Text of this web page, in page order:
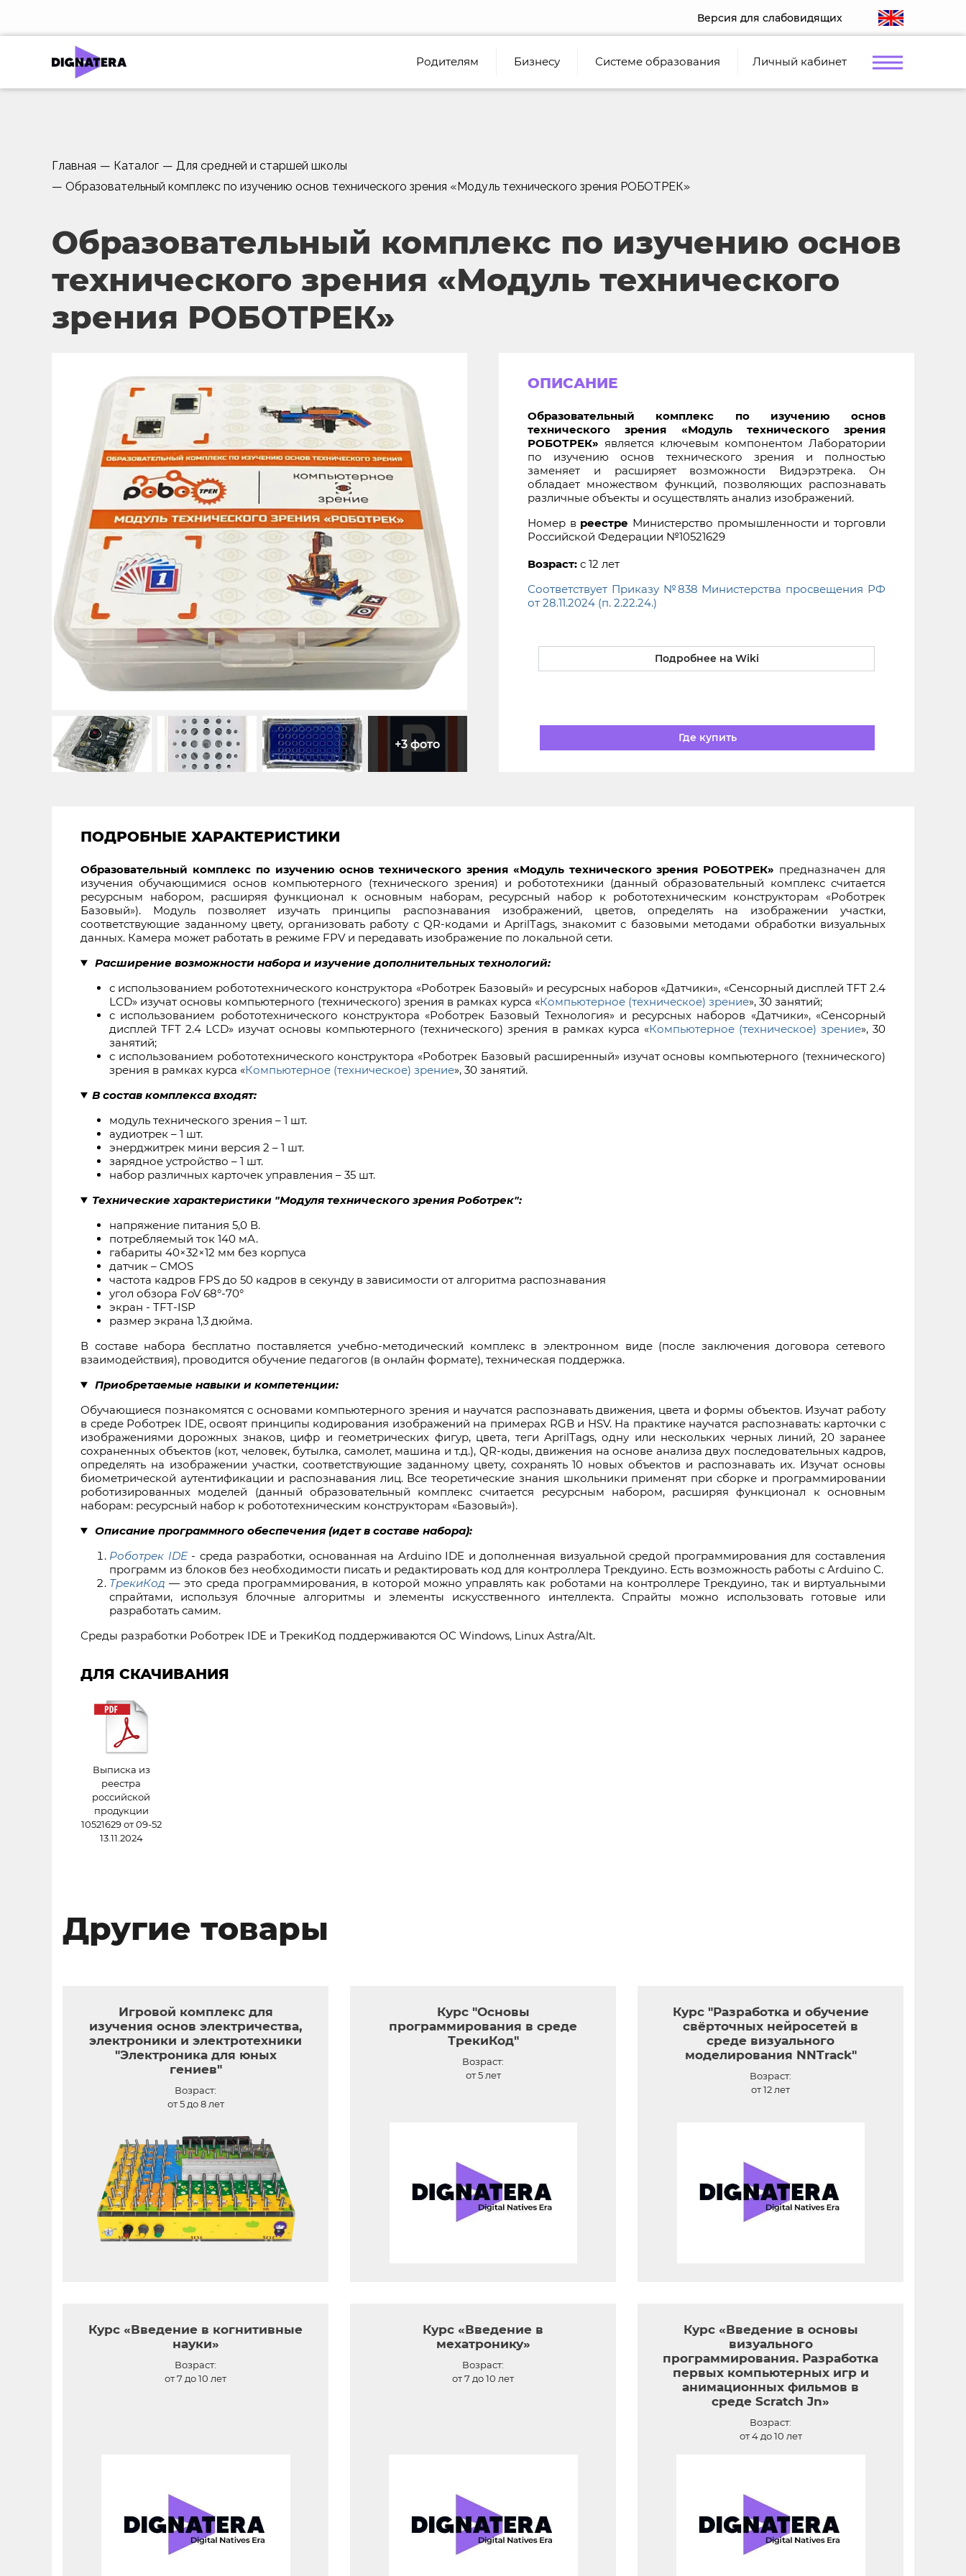
Версия для слабовидящих
Родителям Бизнесу Системе образования Личный кабинет
Главная — Каталог — Для средней и старшей школы
— Образовательный комплекс по изучению основ технического зрения «Модуль технического зрения РОБОТРЕК»
Образовательный комплекс по изучению основ
технического зрения «Модуль технического
зрения РОБОТРЕК»
+3 фото
ОПИСАНИЕ
Образовательный комплекс по изучению основ
технического зрения «Модуль технического зрения
РОБОТРЕК» является ключевым компонентом Лаборатории
по изучению основ технического зрения и полностью
заменяет и расширяет возможности Видэрэтрека. Он
обладает множеством функций, позволяющих распознавать
различные объекты и осуществлять анализ изображений.
Номер в реестре Министерство промышленности и торговли
Российской Федерации №10521629
Возраст: с 12 лет
Соответствует Приказу №838 Министерства просвещения РФ
от 28.11.2024 (п. 2.22.24.)
Подробнее на Wiki
Где купить
ПОДРОБНЫЕ ХАРАКТЕРИСТИКИ
Образовательный комплекс по изучению основ технического зрения «Модуль технического зрения РОБОТРЕК» предназначен для
изучения обучающимися основ компьютерного (технического зрения) и робототехники (данный образовательный комплекс считается
ресурсным набором, расширяя функционал к основным наборам, ресурсный набор к робототехническим конструкторам «Роботрек
Базовый»). Модуль позволяет изучать принципы распознавания изображений, цветов, определять на изображении участки,
соответствующие заданному цвету, организовать работу с QR-кодами и AprilTags, знакомит с базовыми методами обработки визуальных
данных. Камера может работать в режиме FPV и передавать изображение по локальной сети.
Расширение возможности набора и изучение дополнительных технологий:
с использованием робототехнического конструктора «Роботрек Базовый» и ресурсных наборов «Датчики», «Сенсорный дисплей TFT 2.4
LCD» изучат основы компьютерного (технического) зрения в рамках курса «Компьютерное (техническое) зрение», 30 занятий;
с использованием робототехнического конструктора «Роботрек Базовый Технология» и ресурсных наборов «Датчики», «Сенсорный
дисплей TFT 2.4 LCD» изучат основы компьютерного (технического) зрения в рамках курса «Компьютерное (техническое) зрение», 30
занятий;
с использованием робототехнического конструктора «Роботрек Базовый расширенный» изучат основы компьютерного (технического)
зрения в рамках курса «Компьютерное (техническое) зрение», 30 занятий.
В состав комплекса входят:
модуль технического зрения – 1 шт.
аудиотрек – 1 шт.
энерджитрек мини версия 2 – 1 шт.
зарядное устройство – 1 шт.
набор различных карточек управления – 35 шт.
Технические характеристики "Модуля технического зрения Роботрек":
напряжение питания 5,0 В.
потребляемый ток 140 мА.
габариты 40×32×12 мм без корпуса
датчик – CMOS
частота кадров FPS до 50 кадров в секунду в зависимости от алгоритма распознавания
угол обзора FoV 68°-70°
экран - TFT-ISP
размер экрана 1,3 дюйма.
В составе набора бесплатно поставляется учебно-методический комплекс в электронном виде (после заключения договора сетевого
взаимодействия), проводится обучение педагогов (в онлайн формате), техническая поддержка.
Приобретаемые навыки и компетенции:
Обучающиеся познакомятся с основами компьютерного зрения и научатся распознавать движения, цвета и формы объектов. Изучат работу
в среде Роботрек IDE, освоят принципы кодирования изображений на примерах RGB и HSV. На практике научатся распознавать: карточки с
изображениями дорожных знаков, цифр и геометрических фигур, цвета, теги AprilTags, одну или нескольких черных линий, 20 заранее
сохраненных объектов (кот, человек, бутылка, самолет, машина и т.д.), QR-коды, движения на основе анализа двух последовательных кадров,
определять на изображении участки, соответствующие заданному цвету, сохранять 10 новых объектов и распознавать их. Изучат основы
биометрической аутентификации и распознавания лиц. Все теоретические знания школьники применят при сборке и программировании
роботизированных моделей (данный образовательный комплекс считается ресурсным набором, расширяя функционал к основным
наборам: ресурсный набор к робототехническим конструкторам «Базовый»).
Описание программного обеспечения (идет в составе набора):
Роботрек IDE- среда разработки, основанная на Arduino IDE и дополненная визуальной средой программирования для составления
программ из блоков без необходимости писать и редактировать код для контроллера Трекдуино. Есть возможность работы с Arduino С.
ТрекиКод — это среда программирования, в которой можно управлять как роботами на контроллере Трекдуино, так и виртуальными
спрайтами, используя блочные алгоритмы и элементы искусственного интеллекта. Спрайты можно использовать готовые или
разработать самим.
Среды разработки Роботрек IDE и ТрекиКод поддерживаются ОС Windows, Linux Astra/Alt.
ДЛЯ СКАЧИВАНИЯ
Выписка из
реестра
российской
продукции
10521629 от 09-52
13.11.2024
Другие товары
Игровой комплекс для
изучения основ электричества,
электроники и электротехники
"Электроника для юных
гениев"
Возраст:
от 5 до 8 лет
Курс "Основы
программирования в среде
ТрекиКод"
Возраст:
от 5 лет
Курс "Разработка и обучение
свёрточных нейросетей в
среде визуального
моделирования NNTrack"
Возраст:
от 12 лет
Курс «Введение в когнитивные
науки»
Возраст:
от 7 до 10 лет
Курс «Введение в
мехатронику»
Возраст:
от 7 до 10 лет
Курс «Введение в основы
визуального
программирования. Разработка
первых компьютерных игр и
анимационных фильмов в
среде Scratch Jn»
Возраст:
от 4 до 10 лет